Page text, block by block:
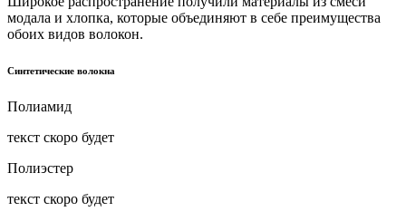
модала и хлопка, которые объединяют в себе преимущества
обоих видов волокон.
Синтетические волокна
Полиамид
текст скоро будет
Полиэстер
текст скоро будет